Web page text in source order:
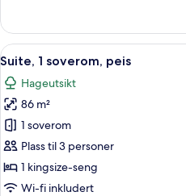
1
soverom,
peis
Hills
Suite)
Åpne
alle
bildene
av
Suite,
1
soverom,
peis
7
Suite, 1 soverom, peis
Hageutsikt
86 m²
1 soverom
Plass til 3 personer
1 kingsize-seng
Wi-fi inkludert